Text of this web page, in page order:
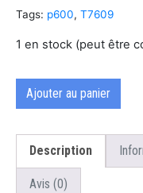
Tags: p600, T7609
1 en stock (peut être
Ajouter au panier
Description
Avis (0)